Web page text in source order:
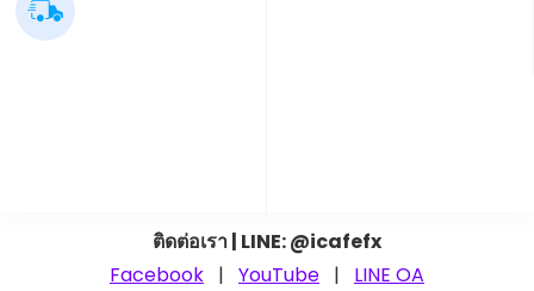
ติดต่อเรา | LINE: @icafefx
Facebook | YouTube |
LINE OA